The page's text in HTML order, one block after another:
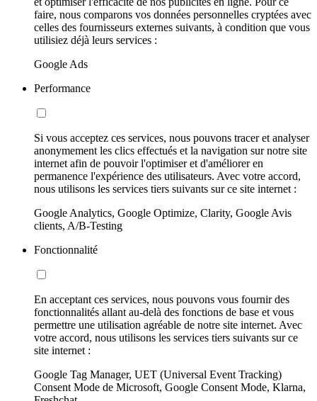
faire, nous comparons vos données personnelles cryptées avec
celles des fournisseurs externes suivants, à condition que vous
utilisiez déjà leurs services :
Google Ads
Performance
Si vous acceptez ces services, nous pouvons tracer et analyser
anonymement les clics effectués et la navigation sur notre site
internet afin de pouvoir l'optimiser et d'améliorer en
permanence l'expérience des utilisateurs. Avec votre accord,
nous utilisons les services tiers suivants sur ce site internet :
Google Analytics, Google Optimize, Clarity, Google Avis
clients, A/B-Testing
Fonctionnalité
En acceptant ces services, nous pouvons vous fournir des
fonctionnalités allant au-delà des fonctions de base et vous
permettre une utilisation agréable de notre site internet. Avec
votre accord, nous utilisons les services tiers suivants sur ce
site internet :
Google Tag Manager, UET (Universal Event Tracking)
Consent Mode de Microsoft, Google Consent Mode, Klarna,